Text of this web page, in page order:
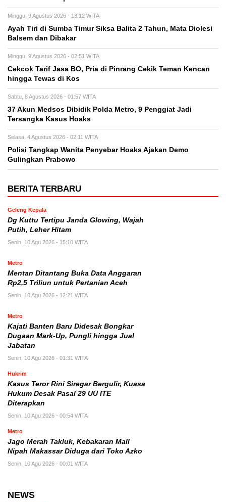
Minggu, 9 Agustus 2026 - 13:12 WITA
Ayah Tiri di Sumba Timur Siksa Balita 2 Tahun, Mata Diolesi
Balsem dan Dibakar
Minggu, 9 Agustus 2026 - 02:51 WITA
Cekcok Tarif Jasa BO, Pria di Pinrang Cekik Teman Kencan
hingga Tewas di Kos
Sabtu, 8 Agustus 2026 - 01:57 WITA
37 Akun Medsos Dibidik Polda Metro, 9 Penggiat Jadi
Tersangka Kasus Hoaks
Selasa, 4 Agustus 2026 - 02:11 WITA
Polisi Tangkap Wanita Penyebar Hoaks Ajakan Demo
Gulingkan Prabowo
BERITA TERBARU
Geleng Kepala
Dg Kuttu Tertipu Janda Glowing, Wajah
Putih, Leher Hitam
Senin, 10 Agu 2026 - 15:10 WITA
Metro
Mentan Ditantang Buka Data Anggaran
Rp2,5 Triliun untuk Pertanian Aceh
Senin, 10 Agu 2026 - 12:21 WITA
Metro
Kajati Banten Baru Didesak Bongkar
Dugaan Mark-Up, Pungli hingga Jual
Jabatan
Senin, 10 Agu 2026 - 01:31 WITA
Hukrim
Kasus Teror Rini Siregar Bergulir, Kuasa
Hukum Desak Pasal 29 UU ITE
Diterapkan
Senin, 10 Agu 2026 - 00:54 WITA
Metro
Jago Merah Takluk, Kebakaran Mall
Nipah Makassar Diduga dari Toko Azko
Senin, 10 Agu 2026 - 00:01 WITA
NEWS